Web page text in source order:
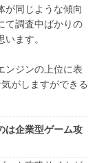
が同じような傾向
て調査中ばかりの
ます。
ンジンの上位に表
がしますができる
は企業型ゲーム攻